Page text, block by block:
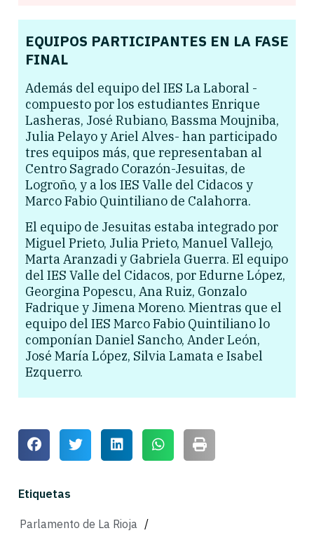
EQUIPOS PARTICIPANTES EN LA FASE
FINAL
Además del equipo del IES La Laboral -
compuesto por los estudiantes Enrique
Lasheras, José Rubiano, Bassma Moujniba,
Julia Pelayo y Ariel Alves- han participado
tres equipos más, que representaban al
Centro Sagrado Corazón-Jesuitas, de
Logroño, y a los IES Valle del Cidacos y
Marco Fabio Quintiliano de Calahorra.
El equipo de Jesuitas estaba integrado por
Miguel Prieto, Julia Prieto, Manuel Vallejo,
Marta Aranzadi y Gabriela Guerra. El equipo
del IES Valle del Cidacos, por Edurne López,
Georgina Popescu, Ana Ruiz, Gonzalo
Fadrique y Jimena Moreno. Mientras que el
equipo del IES Marco Fabio Quintiliano lo
componían Daniel Sancho, Ander León,
José María López, Silvia Lamata e Isabel
Ezquerro.
Etiquetas
Parlamento de La Rioja /